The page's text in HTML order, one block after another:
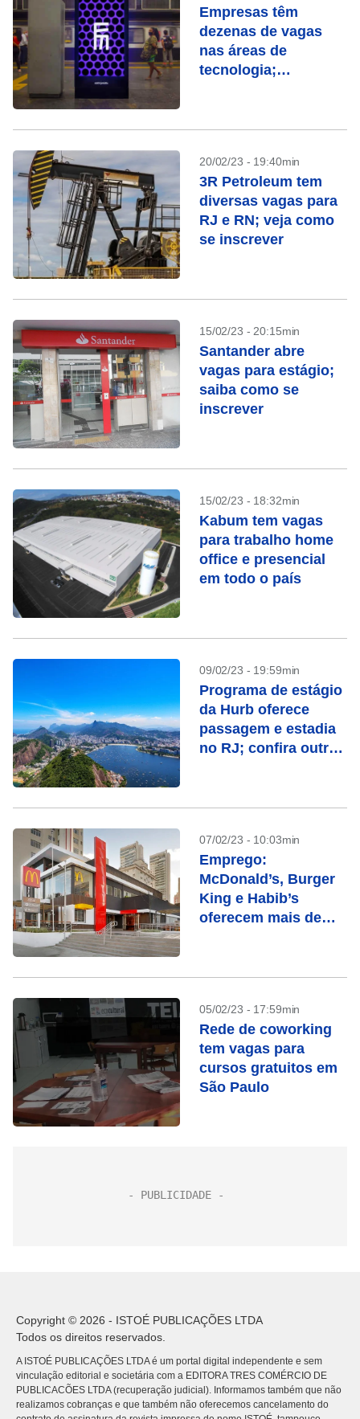
Empresas têm
dezenas de vagas
nas áreas de
tecnologia;
20/02/23 - 19:40min
3R Petroleum tem
diversas vagas para
RJ e RN; veja como
se inscrever
15/02/23 - 20:15min
Santander abre
vagas para estágio;
saiba como se
inscrever
15/02/23 - 18:32min
Kabum tem vagas
para trabalho home
office e presencial
em todo o país
09/02/23 - 19:59min
Programa de estágio
da Hurb oferece
passagem e estadia
no RJ; confira outras
07/02/23 - 10:03min
Emprego:
McDonald’s, Burger
King e Habib’s
oferecem mais de
05/02/23 - 17:59min
Rede de coworking
tem vagas para
cursos gratuitos em
São Paulo
Copyright © 2026 - ISTOÉ PUBLICAÇÕES LTDA
Todos os direitos reservados.
A ISTOÉ PUBLICAÇÕES LTDA é um portal digital independente e sem
vinculação editorial e societária com a EDITORA TRES COMÉRCIO DE
PUBLICACÕES LTDA (recuperação judicial). Informamos também que não
realizamos cobranças e que também não oferecemos cancelamento do